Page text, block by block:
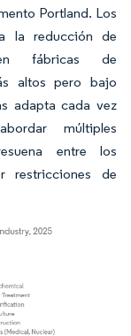
Portland. Los
la reducción de
fábricas de
altos pero bajo
adapta cada vez
múltiples
entre los
restricciones de